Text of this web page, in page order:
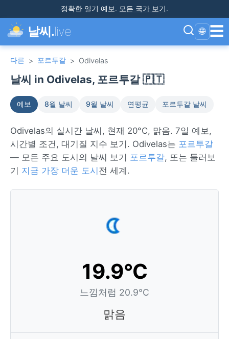
정확한 일기 예보. 모든 국가 보기.
날씨.live 🌐 ☰
다른 > 포르투갈 > Odivelas
날씨 in Odivelas, 포르투갈 🇵🇹
예보 8월 날씨 9월 날씨 연평균 포르투갈 날씨
Odivelas의 실시간 날씨, 현재 20°C, 맑음. 7일 예보,
시간별 조건, 대기질 지수 보기. Odivelas는 포르투갈
— 모든 주요 도시의 날씨 보기 포르투갈, 또는 둘러보
기 지금 가장 더운 도시 전 세계.
19.9°C
느낌처럼 20.9°C
맑음